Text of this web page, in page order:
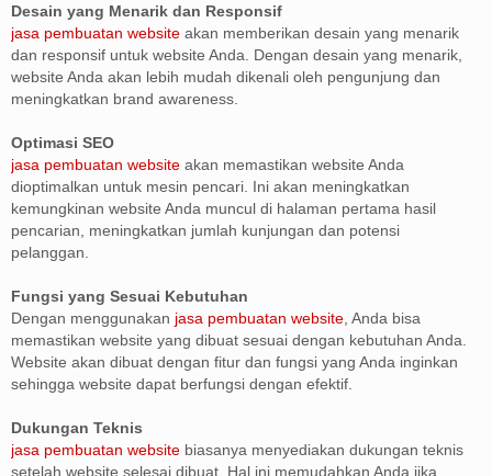
Desain yang Menarik dan Responsif
jasa pembuatan website akan memberikan desain yang menarik
dan responsif untuk website Anda. Dengan desain yang menarik,
website Anda akan lebih mudah dikenali oleh pengunjung dan
meningkatkan brand awareness.
Optimasi SEO
jasa pembuatan website akan memastikan website Anda
dioptimalkan untuk mesin pencari. Ini akan meningkatkan
kemungkinan website Anda muncul di halaman pertama hasil
pencarian, meningkatkan jumlah kunjungan dan potensi
pelanggan.
Fungsi yang Sesuai Kebutuhan
Dengan menggunakan jasa pembuatan website , Anda bisa
memastikan website yang dibuat sesuai dengan kebutuhan Anda.
Website akan dibuat dengan fitur dan fungsi yang Anda inginkan
sehingga website dapat berfungsi dengan efektif.
Dukungan Teknis
jasa pembuatan website biasanya menyediakan dukungan teknis
setelah website selesai dibuat. Hal ini memudahkan Anda jika